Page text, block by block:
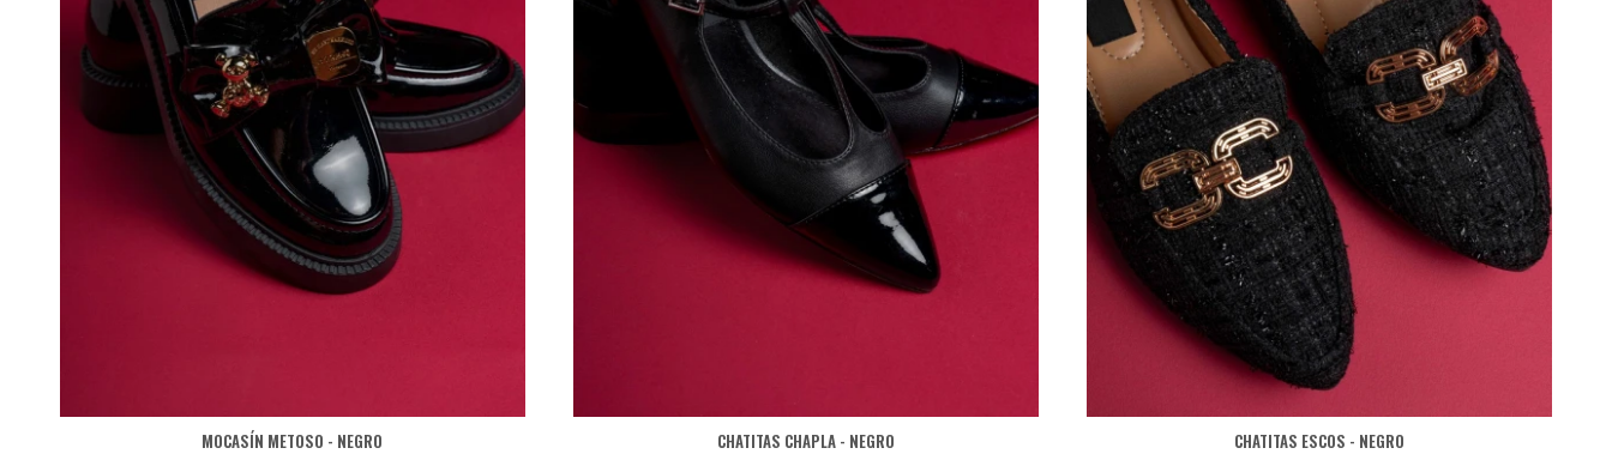
MOCASÍN METOSO - NEGRO CHATITAS CHAPLA - NEGRO CHATITAS ESCOS - NEGRO